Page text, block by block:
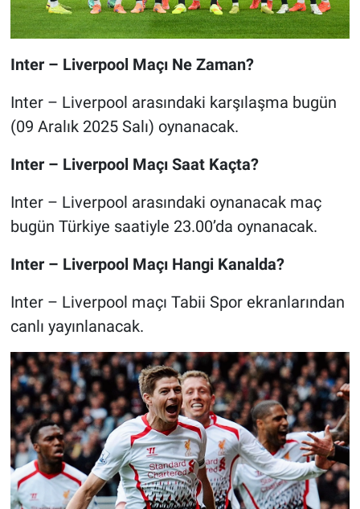
Inter – Liverpool Maçı Ne Zaman?
Inter – Liverpool arasındaki karşılaşma bugün
(09 Aralık 2025 Salı) oynanacak.
Inter – Liverpool Maçı Saat Kaçta?
Inter – Liverpool arasındaki oynanacak maç
bugün Türkiye saatiyle 23.00’da oynanacak.
Inter – Liverpool Maçı Hangi Kanalda?
Inter – Liverpool maçı Tabii Spor ekranlarından
canlı yayınlanacak.